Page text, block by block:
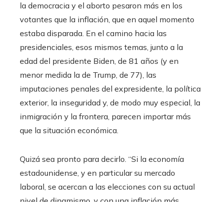
la democracia y el aborto pesaron más en los
votantes que la inflación, que en aquel momento
estaba disparada. En el camino hacia las
presidenciales, esos mismos temas, junto a la
edad del presidente Biden, de 81 años (y en
menor medida la de Trump, de 77), las
imputaciones penales del expresidente, la política
exterior, la inseguridad y, de modo muy especial, la
inmigración y la frontera, parecen importar más
que la situación económica.
Quizá sea pronto para decirlo. “Si la economía
estadounidense, y en particular su mercado
laboral, se acercan a las elecciones con su actual